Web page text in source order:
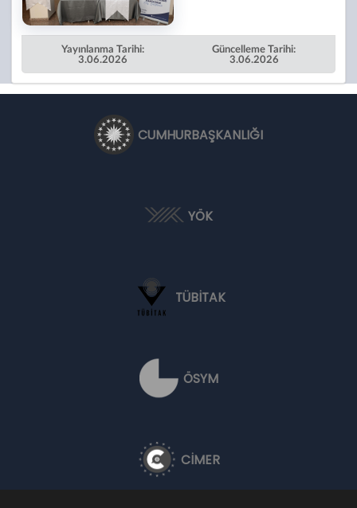
Yayınlanma Tarihi:
3.06.2026
Güncelleme Tarihi:
3.06.2026
CUMHURBAŞKANLIĞI
YÖK
TÜBİTAK
ÖSYM
CİMER